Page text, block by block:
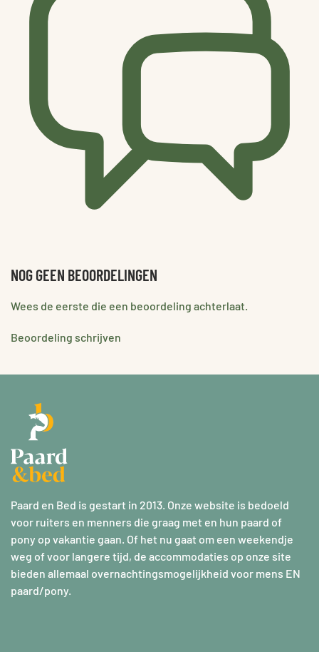
NOG GEEN BEOORDELINGEN
Wees de eerste die een beoordeling achterlaat.
Beoordeling schrijven
Paard en Bed is gestart in 2013. Onze website is bedoeld
voor ruiters en menners die graag met en hun paard of
pony op vakantie gaan. Of het nu gaat om een weekendje
weg of voor langere tijd, de accommodaties op onze site
bieden allemaal overnachtingsmogelijkheid voor mens EN
paard/pony.